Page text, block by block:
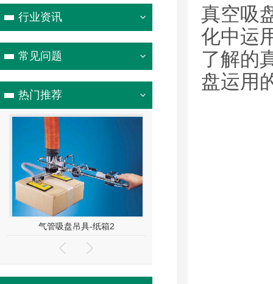
行业资讯
常见问题
热门推荐
气管吸盘吊具-纸箱2
真空吸
化中运
了解的
盘运用